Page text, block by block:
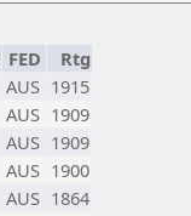
FED
Rtg
AUS 1915
AUS 1909
AUS 1909
AUS 1900
AUS 1864